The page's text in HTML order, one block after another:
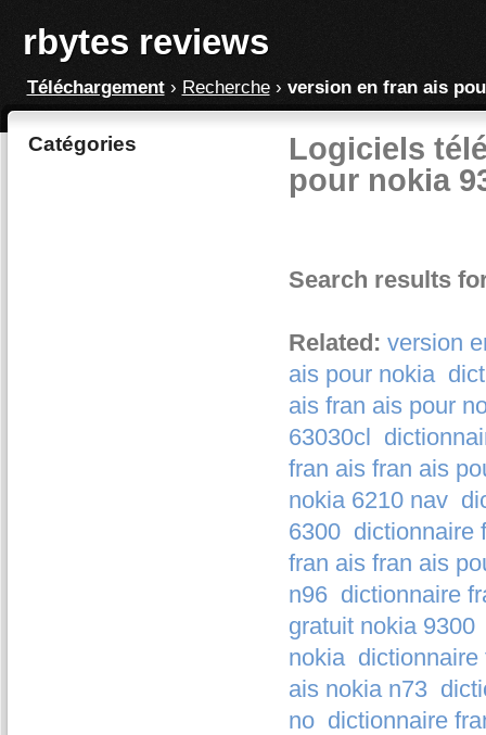
rbytes reviews
Téléchargement› Recherche› version en fran ais
Catégories
Logiciels
pour nokia
Search results
Related: version
ais pour nokia
ais fran ais pour
63030cl
fran ais fran ais
nokia 6210 nav
6300 dictionnaire
fran ais fran ais
n96 dictionnaire
gratuit nokia 9300
nokia
ais nokia n73
no dictionnaire